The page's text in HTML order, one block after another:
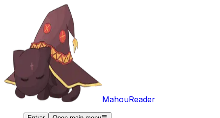
MahouReader